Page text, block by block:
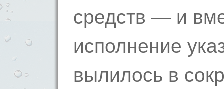
средств — и
исполнение
вылилось в